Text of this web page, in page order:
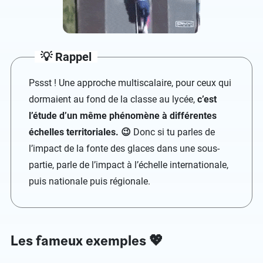
💡 Rappel
Pssst ! Une approche multiscalaire, pour ceux qui
dormaient au fond de la classe au lycée, c’est
l’étude d’un même phénomène à différentes
échelles territoriales. 😉 Donc si tu parles de
l’impact de la fonte des glaces dans une sous-
partie, parle de l’impact à l’échelle internationale,
puis nationale puis régionale.
Les fameux exemples 💖